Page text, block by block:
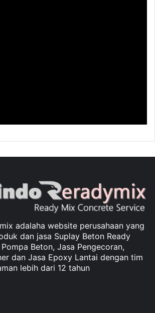
adalaha website perusahaan yang
dan jasa Suplay Beton Ready
Beton, Jasa Pengecoran,
dan Jasa Epoxy Lantai dengan tim
lebih dari 12 tahun